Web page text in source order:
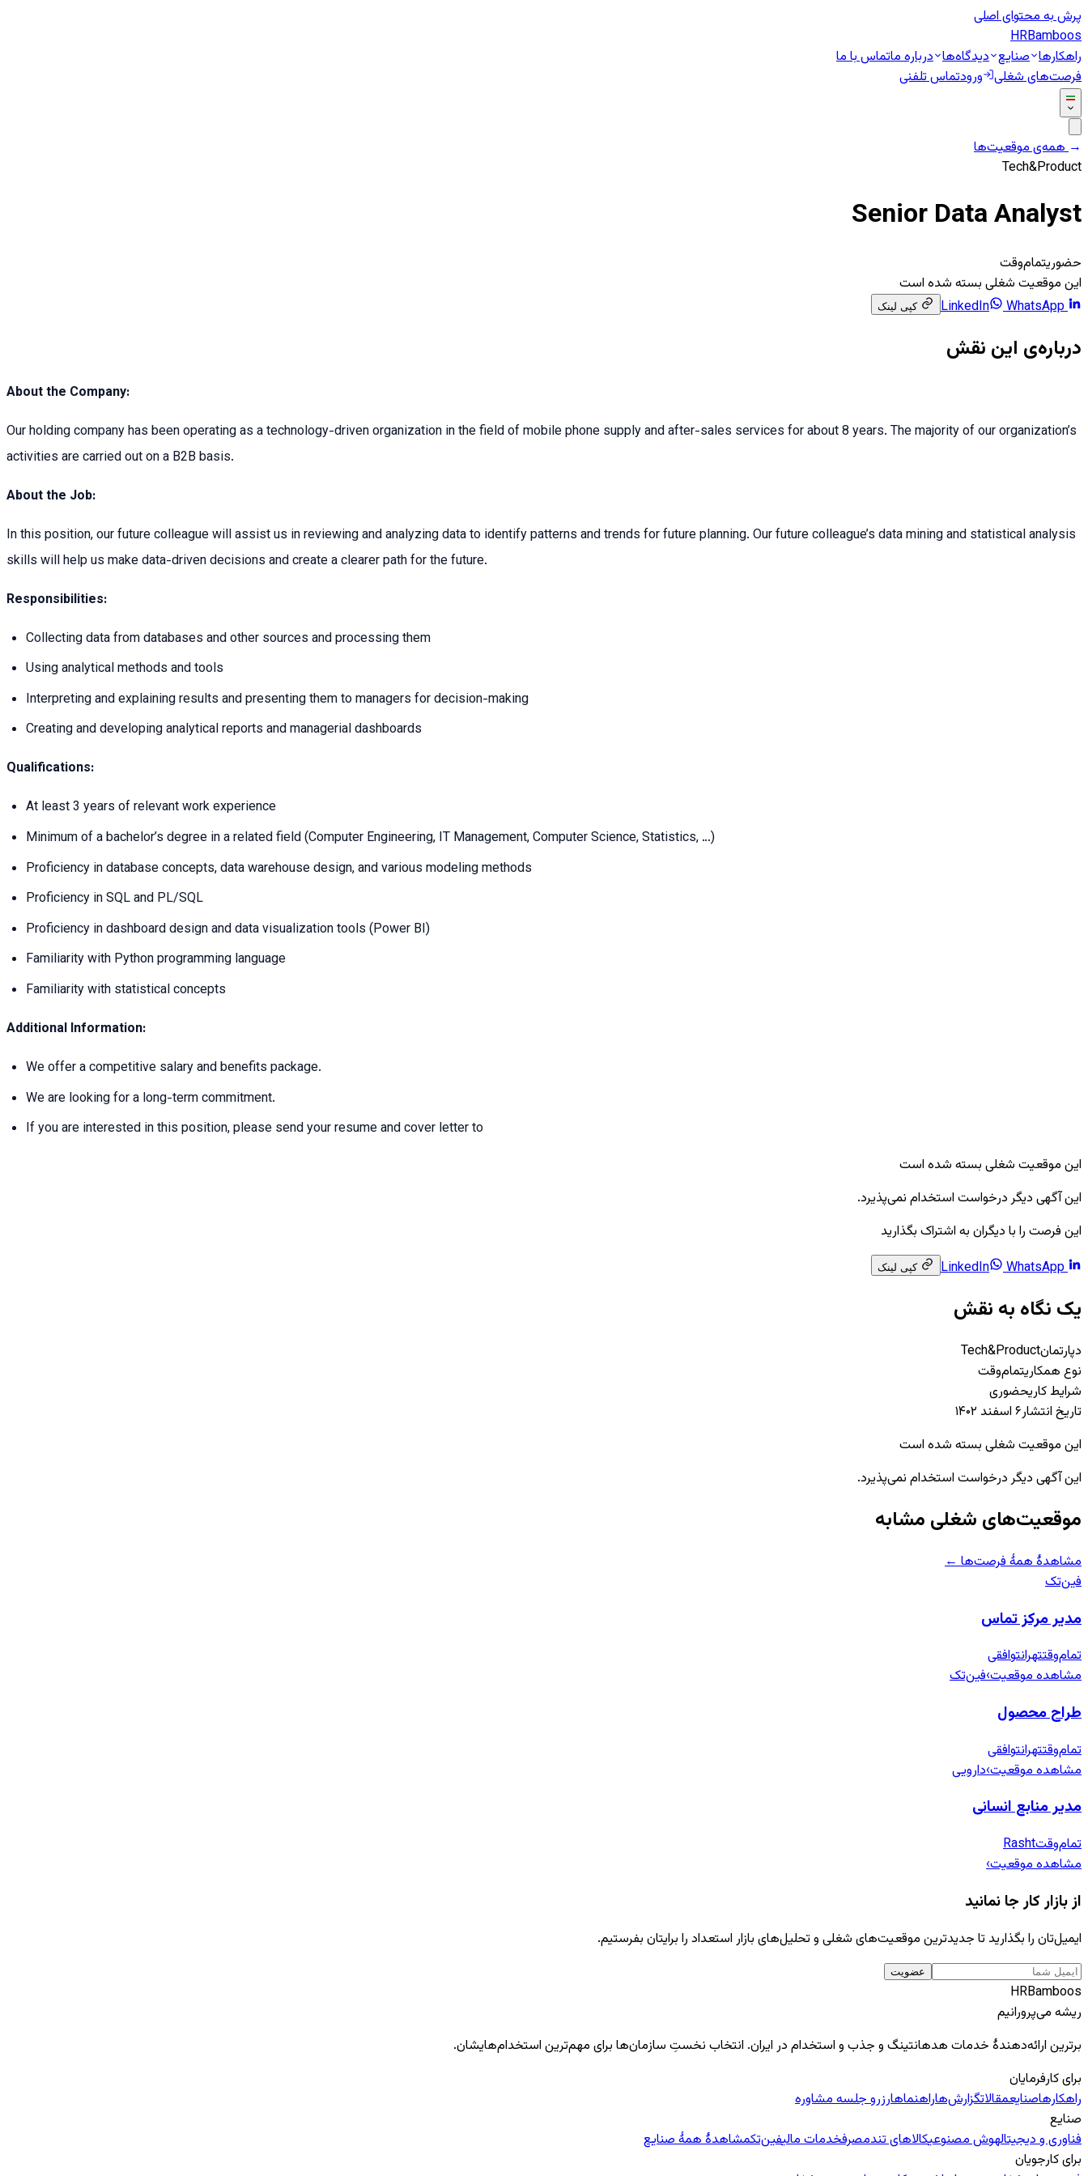
پرش به محتوای اصلی
HRBamboos
راهکارها صنایع دیدگاه‌ها درباره ماتماس با ما
فرصت‌های شغلی ورودتماس تلفنی
← همه‌ی موقعیت‌ها
Tech&Product
Senior Data Analyst
حضوریتمام‌وقت
این موقعیت شغلی بسته شده است
LinkedIn
WhatsApp کپی لینک
درباره‌ی این نقش
About the Company:
Our holding company has been operating as a technology-driven organization in the field of mobile phone supply and after-sales services for about 8 years. The majority of our organization’s
activities are carried out on a B2B basis.
About the Job:
In this position, our future colleague will assist us in reviewing and analyzing data to identify patterns and trends for future planning. Our future colleague’s data mining and statistical analysis
skills will help us make data-driven decisions and create a clearer path for the future.
Responsibilities:
Collecting data from databases and other sources and processing them
Using analytical methods and tools
Interpreting and explaining results and presenting them to managers for decision-making
Creating and developing analytical reports and managerial dashboards
Qualifications:
At least 3 years of relevant work experience
Minimum of a bachelor’s degree in a related field (Computer Engineering, IT Management, Computer Science, Statistics, …)
Proficiency in database concepts, data warehouse design, and various modeling methods
Proficiency in SQL and PL/SQL
Proficiency in dashboard design and data visualization tools (Power BI)
Familiarity with Python programming language
Familiarity with statistical concepts
Additional Information:
We offer a competitive salary and benefits package.
We are looking for a long-term commitment.
If you are interested in this position, please send your resume and cover letter to
این موقعیت شغلی بسته شده است
این آگهی دیگر درخواست استخدام نمی‌پذیرد.
این فرصت را با دیگران به اشتراک بگذارید
LinkedIn
WhatsApp کپی لینک
یک نگاه به نقش
دپارتمانTech&Product
نوع همکاریتمام‌وقت
شرایط کاریحضوری
تاریخ انتشار۶ اسفند ۱۴۰۲
این موقعیت شغلی بسته شده است
این آگهی دیگر درخواست استخدام نمی‌پذیرد.
موقعیت‌های شغلی مشابه
مشاهدهٔ همهٔ فرصت‌ها ←
فین‌تک
مدیر مرکز تماس
تمام‌وقتتهرانتوافقی
مشاهده موقعیت›فین‌تک
طراح محصول
تمام‌وقتتهرانتوافقی
مشاهده موقعیت›دارویی
مدیر منابع انسانی
تمام‌وقتRasht
مشاهده موقعیت›
از بازار کار جا نمانید
ایمیل‌تان را بگذارید تا جدیدترین موقعیت‌های شغلی و تحلیل‌های بازار استعداد را برایتان بفرستیم.
عضویت
HRBamboos
ریشه می‌پرورانیم
برترین ارائه‌دهندهٔ خدمات هدهانتینگ و جذب و استخدام در ایران. انتخاب نخستِ سازمان‌ها برای مهم‌ترین استخدام‌هایشان.
برای کارفرمایان
راهکارهاصنایعمقالاتگزارش‌هاراهنماهارزرو جلسه مشاوره
صنایع
فناوری و دیجیتالهوش مصنوعیکالاهای تندمصرفخدمات مالیفین‌تکمشاهدهٔ همهٔ صنایع
برای کارجویان